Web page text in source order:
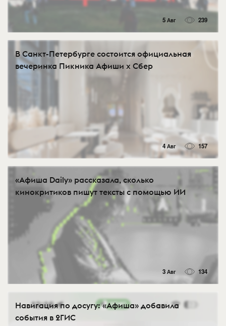
5 Авг 239
В Санкт-Петербурге состоится официальная
вечеринка Пикника Афиши x Сбер
4 Авг 157
«Афиша Daily» рассказала, сколько
кинокритиков пишут тексты с помощью ИИ
3 Авг 134
Навигация по досугу: «Афиша» добавила
события в 2ГИС